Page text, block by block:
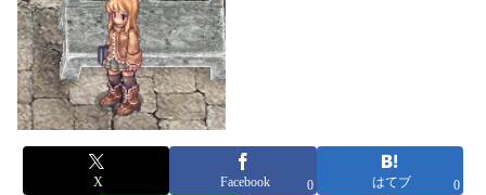
X Facebook 0 はてブ 0